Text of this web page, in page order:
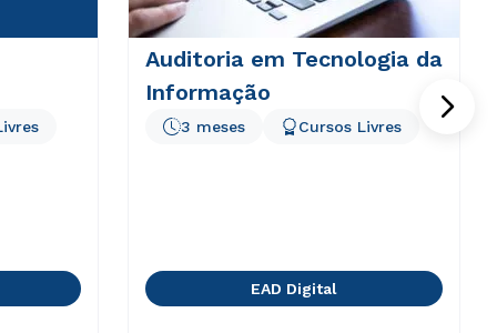
Auditoria em Tecnologia da
Informação
3 meses Cursos Livres
EAD Digital